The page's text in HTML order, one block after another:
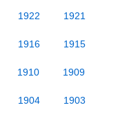
1922 1921
1916 1915
1910 1909
1904 1903